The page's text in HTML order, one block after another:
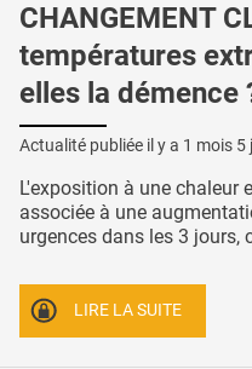
CHANGEMENT
températures
elles la démence
Actualité publiée il y a 1 mois 5
L'exposition à une chaleur
associée à une
urgences dans les 3 jours,
LIRE LA SUITE